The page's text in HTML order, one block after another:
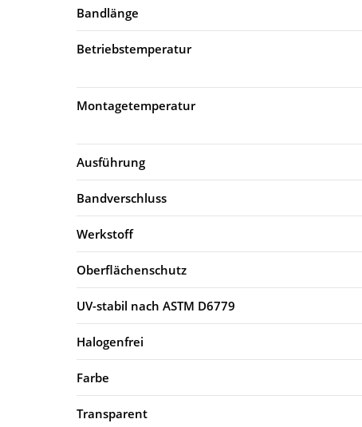
Bandlänge
Betriebstemperatur
Montagetemperatur
Ausführung
Bandverschluss
Werkstoff
Oberflächenschutz
UV-stabil nach ASTM D6779
Halogenfrei
Farbe
Transparent